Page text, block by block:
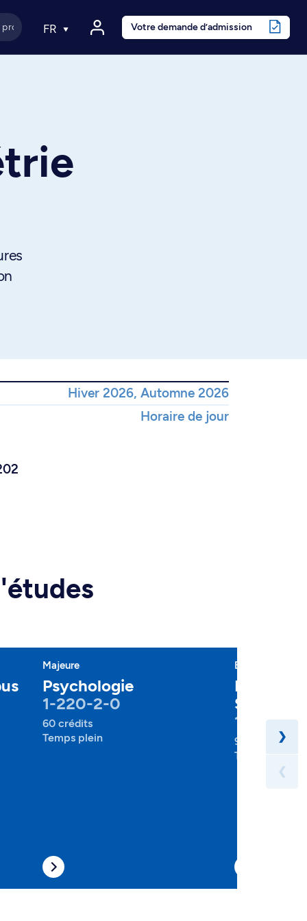
FR Votre demande d’admission
Hiver 2026, Automne 2026
Horaire de jour
Majeure
Psychologie
1-220-2-0
60 crédits
Temps plein
Baccalauréat
1-257-1-0
90 crédits
Temps plein ,
❯
❮